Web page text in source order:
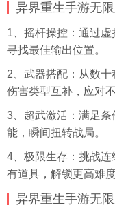
异界重生手游无
1、摇杆操控：通过虚
寻找最佳输出位置。
2、武器搭配：从数
伤害类型互补，应对
3、超武激活：满足
能，瞬间扭转战局。
4、极限生存：挑战
有道具，解锁更高难度
异界重生手游无